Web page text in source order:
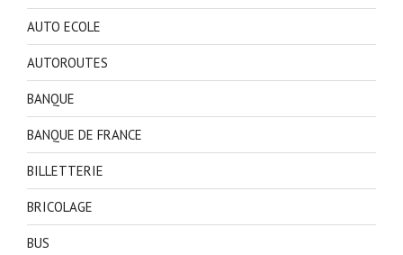
AUTO ECOLE
AUTOROUTES
BANQUE
BANQUE DE FRANCE
BILLETTERIE
BRICOLAGE
BUS